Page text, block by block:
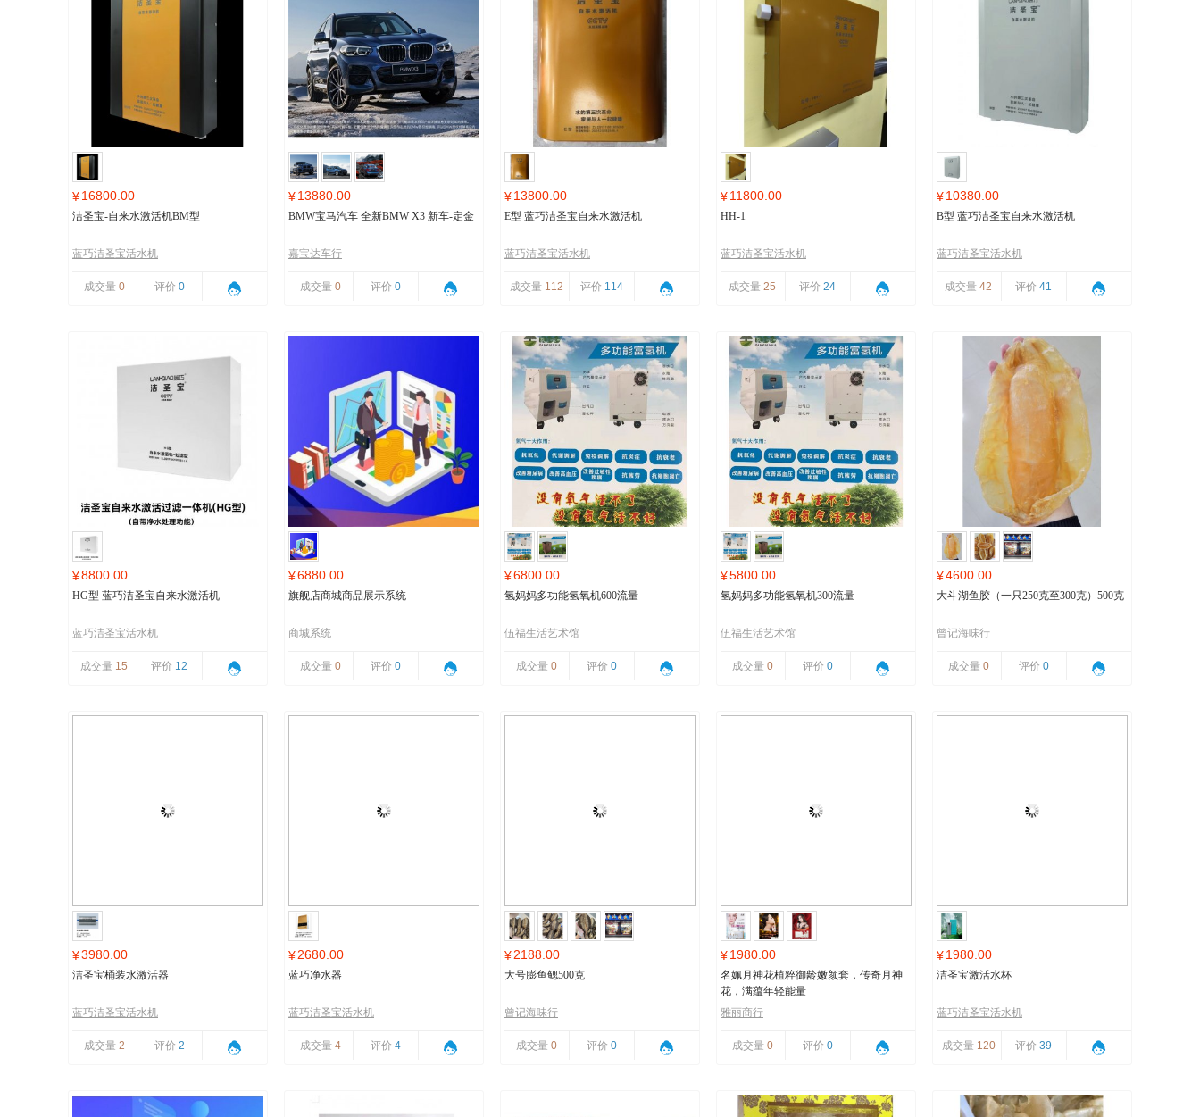
¥16800.00
洁圣宝-自来水激活机BM型
蓝巧洁圣宝活水机
成交量 0 评价 0
¥13880.00
BMW宝马汽车 全新BMW X3 新车-定金
嘉宝达车行
成交量 0 评价 0
¥13800.00
E型 蓝巧洁圣宝自来水激活机
蓝巧洁圣宝活水机
成交量 112 评价 114
¥11800.00
HH-1
蓝巧洁圣宝活水机
成交量25 评价24
¥10380.00
B型 蓝巧洁圣宝自来水激活机
蓝巧洁圣宝活水机
成交量42 评价41
¥8800.00
HG型 蓝巧洁圣宝自来水激活机
蓝巧洁圣宝活水机
成交量 15 评价 12
¥6880.00
旗舰店商城商品展示系统
商城系统
成交量 0 评价 0
¥6800.00
氢妈妈多功能氢氧机600流量
伍福生活艺术馆
成交量 0 评价 0
¥5800.00
氢妈妈多功能氢氧机300流量
伍福生活艺术馆
成交量 0 评价 0
¥4600.00
大斗湖鱼胶（一只250克至300克）500克
曾记海味行
成交量 0 评价 0
¥3980.00
洁圣宝桶装水激活器
蓝巧洁圣宝活水机
成交量 2 评价 2
¥2680.00
蓝巧净水器
蓝巧洁圣宝活水机
成交量 4 评价 4
¥2188.00
大号膨鱼鳃500克
曾记海味行
成交量 0 评价 0
¥1980.00
名姵月神花植粹御龄嫩颜套，传奇月神
花，满蕴年轻能量
雅丽商行
成交量 0 评价 0
¥1980.00
洁圣宝激活水杯
蓝巧洁圣宝活水机
成交量 120 评价39